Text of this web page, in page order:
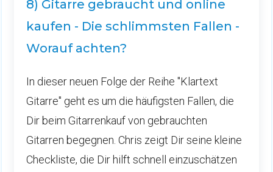
8) Gitarre gebraucht und online
kaufen - Die schlimmsten Fallen -
Worauf achten?
In dieser neuen Folge der Reihe "Klartext
Gitarre" geht es um die häufigsten Fallen, die
Dir beim Gitarrenkauf von gebrauchten
Gitarren begegnen. Chris zeigt Dir seine kleine
Checkliste, die Dir hilft schnell einzuschätzen